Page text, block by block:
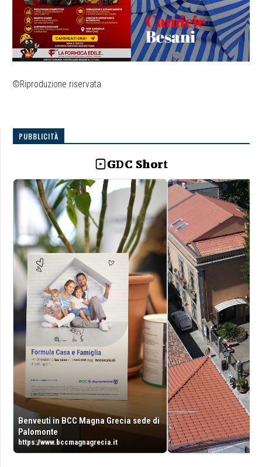
©Riproduzione riservata
PUBBLICITÀ
GDC Short
Benveuti in BCC Magna Grecia sede di
Palomonte
https://www.bccmagnagrecia.it